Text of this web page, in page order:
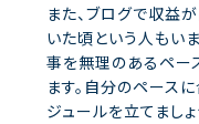
また、ブログで収益
いた頃という人もい
事を無理のあるペー
ます。自分のペース
ジュールを立てましょ